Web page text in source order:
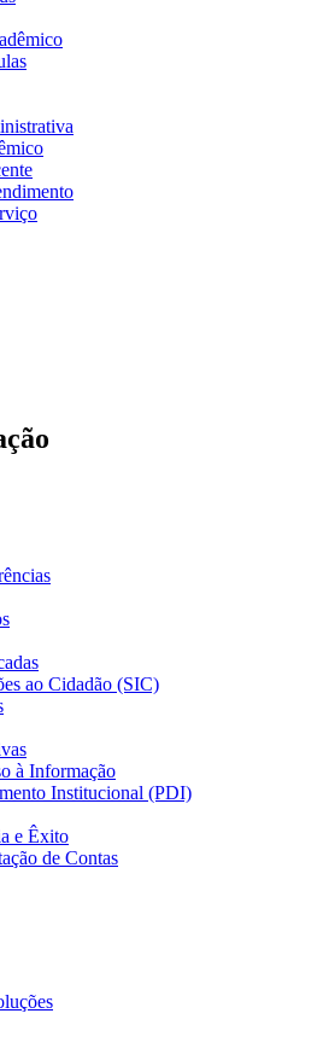
ao Cidadão (SIC)
à Informação
Institucional (PDI)
e Êxito
de Contas